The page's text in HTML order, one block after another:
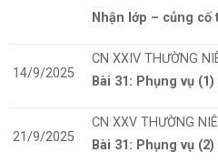
Nhận lớp – củng cố
14/9/2025
CN XXIV THƯỜNG
Bài 31: Phụng vụ (1)
21/9/2025
CN XXVTHƯỜNG
Bài 31: Phụng vụ (2)